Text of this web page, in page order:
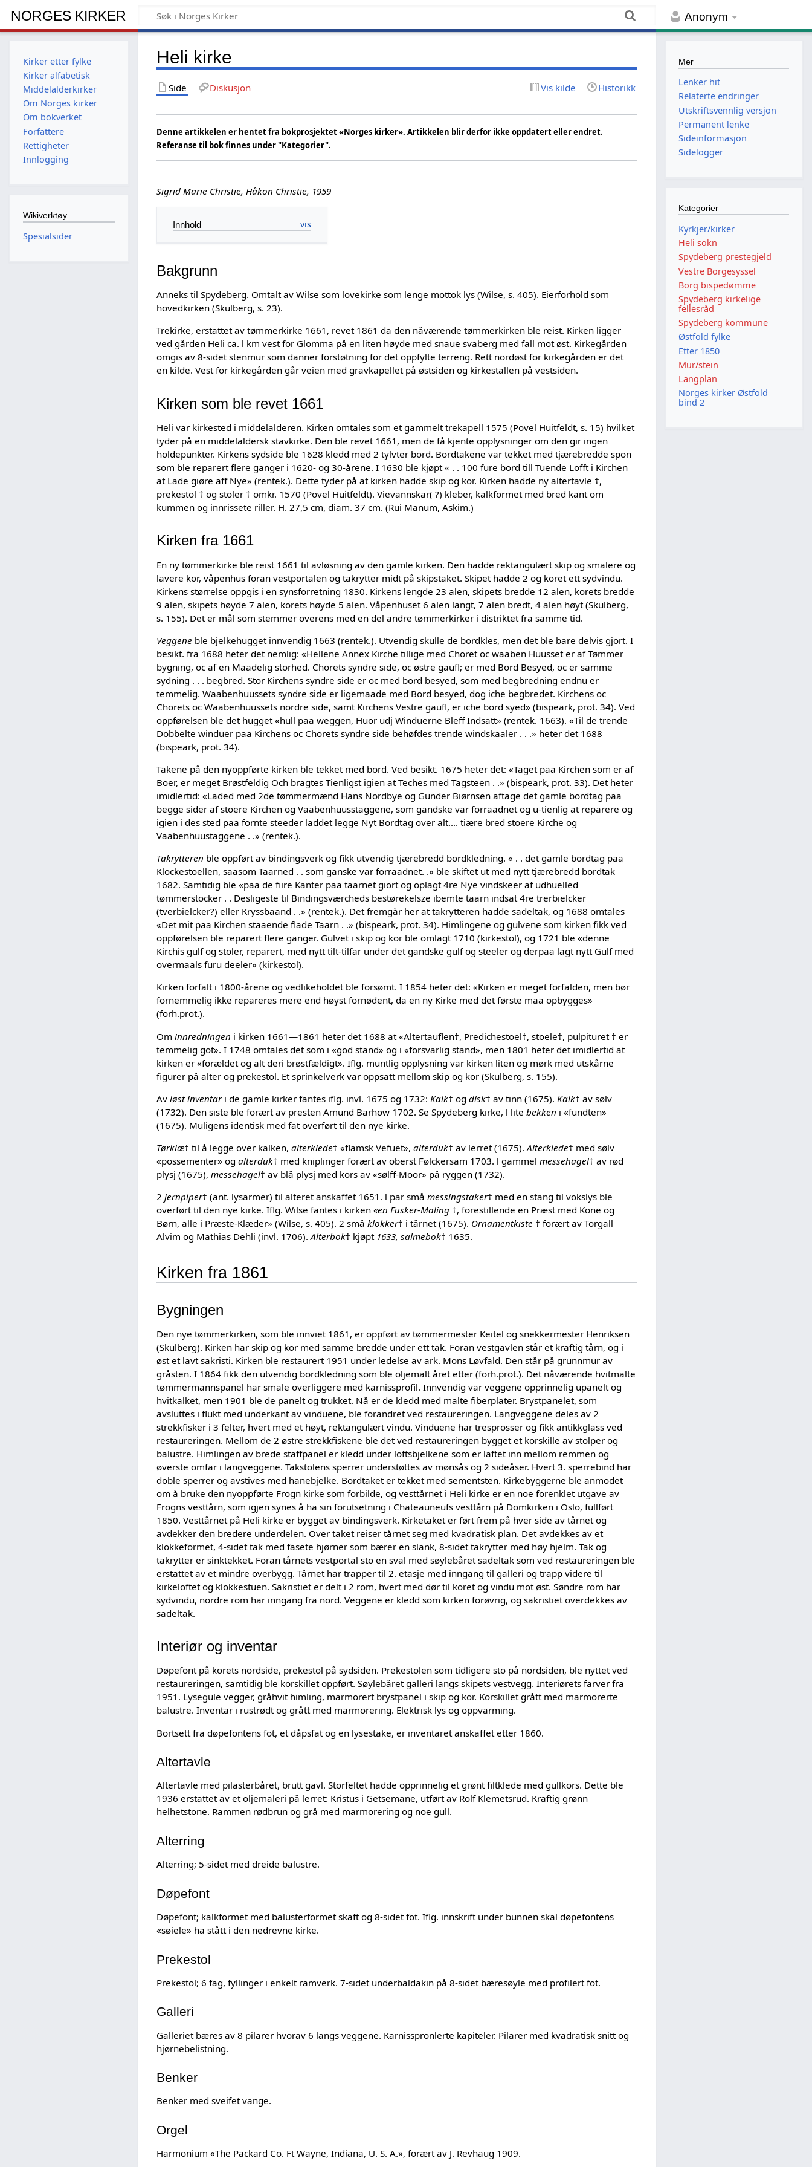
Anonym
NORGES KIRKER
Heli kirke
Side Diskusjon Vis kilde Historikk
Denne artikkelen er hentet fra bokprosjektet «Norges kirker». Artikkelen blir derfor ikke oppdatert eller endret.
Referanse til bok finnes under "Kategorier".
Sigrid Marie Christie, Håkon Christie, 1959
Innhold
Bakgrunn
Anneks til Spydeberg. Omtalt av Wilse som lovekirke som lenge mottok lys (Wilse, s. 405). Eierforhold som
hovedkirken (Skulberg, s. 23).
Trekirke, erstattet av tømmerkirke 1661, revet 1861 da den nåværende tømmerkirken ble reist. Kirken ligger
ved gården Heli ca. l km vest for Glomma på en liten høyde med snaue svaberg med fall mot øst. Kirkegården
omgis av 8-sidet stenmur som danner forstøtning for det oppfylte terreng. Rett nordøst for kirkegården er det
en kilde. Vest for kirkegården går veien med gravkapellet på østsiden og kirkestallen på vestsiden.
Kirken som ble revet 1661
Heli var kirkested i middelalderen. Kirken omtales som et gammelt trekapell 1575 (Povel Huitfeldt, s. 15) hvilket
tyder på en middelaldersk stavkirke. Den ble revet 1661, men de få kjente opplysninger om den gir ingen
holdepunkter. Kirkens sydside ble 1628 kledd med 2 tylvter bord. Bordtakene var tekket med tjærebredde spon
som ble reparert flere ganger i 1620- og 30-årene. I 1630 ble kjøpt « . . 100 fure bord till Tuende Lofft i Kirchen
at Lade giøre aff Nye» (rentek.). Dette tyder på at kirken hadde skip og kor. Kirken hadde ny altertavle †,
prekestol † og stoler † omkr. 1570 (Povel Huitfeldt). Vievannskar( ?) kleber, kalkformet med bred kant om
kummen og innrissete riller. H. 27,5 cm, diam. 37 cm. (Rui Manum, Askim.)
Kirken fra 1661
En ny tømmerkirke ble reist 1661 til avløsning av den gamle kirken. Den hadde rektangulært skip og smalere og
lavere kor, våpenhus foran vestportalen og takrytter midt på skipstaket. Skipet hadde 2 og koret ett sydvindu.
Kirkens størrelse oppgis i en synsforretning 1830. Kirkens lengde 23 alen, skipets bredde 12 alen, korets bredde
9 alen, skipets høyde 7 alen, korets høyde 5 alen. Våpenhuset 6 alen langt, 7 alen bredt, 4 alen høyt (Skulberg,
s. 155). Det er mål som stemmer overens med en del andre tømmerkirker i distriktet fra samme tid.
Veggene ble bjelkehugget innvendig 1663 (rentek.). Utvendig skulle de bordkles, men det ble bare delvis gjort. I
besikt. fra 1688 heter det nemlig: «Hellene Annex Kirche tillige med Choret oc waaben Huusset er af Tømmer
bygning, oc af en Maadelig storhed. Chorets syndre side, oc østre gaufl; er med Bord Besyed, oc er samme
sydning . . . begbred. Stor Kirchens syndre side er oc med bord besyed, som med begbredning endnu er
temmelig. Waabenhuussets syndre side er ligemaade med Bord besyed, dog iche begbredet. Kirchens oc
Chorets oc Waabenhuussets nordre side, samt Kirchens Vestre gaufl, er iche bord syed» (bispeark, prot. 34). Ved
oppførelsen ble det hugget «hull paa weggen, Huor udj Winduerne Bleff Indsatt» (rentek. 1663). «Til de trende
Dobbelte winduer paa Kirchens oc Chorets syndre side behøfdes trende windskaaler . . .» heter det 1688
(bispeark, prot. 34).
Takene på den nyoppførte kirken ble tekket med bord. Ved besikt. 1675 heter det: «Taget paa Kirchen som er af
Boer, er meget Brøstfeldig Och bragtes Tienligst igien at Teches med Tagsteen . .» (bispeark, prot. 33). Det heter
imidlertid: «Laded med 2de tømmermænd Hans Nordbye og Gunder Biørnsen aftage det gamle bordtag paa
begge sider af stoere Kirchen og Vaabenhuusstaggene, som gandske var forraadnet og u-tienlig at reparere og
igien i des sted paa fornte steeder laddet legge Nyt Bordtag over alt.... tiære bred stoere Kirche og
Vaabenhuustaggene . .» (rentek.).
Takrytteren ble oppført av bindingsverk og fikk utvendig tjærebredd bordkledning. « . . det gamle bordtag paa
Klockestoellen, saasom Taarned . . som ganske var forraadnet. .» ble skiftet ut med nytt tjærebredd bordtak
1682. Samtidig ble «paa de fiire Kanter paa taarnet giort og oplagt 4re Nye vindskeer af udhuelled
tømmerstocker . . Desligeste til Bindingsværcheds bestørekelsze ibemte taarn indsat 4re trerbielcker
(tverbielcker?) eller Kryssbaand . .» (rentek.). Det fremgår her at takrytteren hadde sadeltak, og 1688 omtales
«Det mit paa Kirchen staaende flade Taarn . .» (bispeark, prot. 34). Himlingene og gulvene som kirken fikk ved
oppførelsen ble reparert flere ganger. Gulvet i skip og kor ble omlagt 1710 (kirkestol), og 1721 ble «denne
Kirchis gulf og stoler, reparert, med nytt tilt-tilfar under det gandske gulf og steeler og derpaa lagt nytt Gulf med
overmaals furu deeler» (kirkestol).
Kirken forfalt i 1800-årene og vedlikeholdet ble forsømt. I 1854 heter det: «Kirken er meget forfalden, men bør
fornemmelig ikke repareres mere end høyst fornødent, da en ny Kirke med det første maa opbygges»
(forh.prot.).
Ominnredningen i kirken 1661—1861 heter det 1688 at «Altertauflen†, Predichestoel†, stoele†, pulpituret † er
temmelig got». I 1748 omtales det som i «god stand» og i «forsvarlig stand», men 1801 heter det imidlertid at
kirken er «forældet og alt deri brøstfældigt». Iflg. muntlig opplysning var kirken liten og mørk med utskårne
figurer på alter og prekestol. Et sprinkelverk var oppsatt mellom skip og kor (Skulberg, s. 155).
Avløst inventari de gamle kirker fantes iflg. invl. 1675 og 1732: Kalk† ogdisk† av tinn (1675). Kalk† av sølv
(1732). Den siste ble forært av presten Amund Barhow 1702. Se Spydeberg kirke, l litebekken i «fundten»
(1675). Muligens identisk med fat overført til den nye kirke.
Tørklæ† til å legge over kalken,alterklede† «flamsk Vefuet»,alterduk† av lerret (1675).Alterklede† med sølv
«possementer» ogalterduk† med kniplinger forært av oberst Følckersam 1703. l gammelmessehagel† av rød
plysj (1675),messehagel† av blå plysj med kors av «sølff-Moor» på ryggen (1732).
2jernpiper† (ant. lysarmer) til alteret anskaffet 1651. l par småmessingstaker† med en stang til vokslys ble
overført til den nye kirke. Iflg. Wilse fantes i kirken«en Fusker-Maling †, forestillende en Præst med Kone og
Børn, alle i Præste-Klæder» (Wilse, s. 405). 2 småklokker† i tårnet (1675). Ornamentkiste † forært av Torgall
Alvim og Mathias Dehli (invl. 1706).Alterbok† kjøpt 1633, salmebok† 1635.
Kirken fra 1861
Bygningen
Den nye tømmerkirken, som ble innviet 1861, er oppført av tømmermester Keitel og snekkermester Henriksen
(Skulberg). Kirken har skip og kor med samme bredde under ett tak. Foran vestgavlen står et kraftig tårn, og i
øst et lavt sakristi. Kirken ble restaurert 1951 under ledelse av ark. Mons Løvfald. Den står på grunnmur av
gråsten. I 1864 fikk den utvendig bordkledning som ble oljemalt året etter (forh.prot.). Det nåværende hvitmalte
tømmermannspanel har smale overliggere med karnissprofil. Innvendig var veggene opprinnelig upanelt og
hvitkalket, men 1901 ble de panelt og trukket. Nå er de kledd med malte fiberplater. Brystpanelet, som
avsluttes i flukt med underkant av vinduene, ble forandret ved restaureringen. Langveggene deles av 2
strekkfisker i 3 felter, hvert med et høyt, rektangulært vindu. Vinduene har tresprosser og fikk antikkglass ved
restaureringen. Mellom de 2 østre strekkfiskene ble det ved restaureringen bygget et korskille av stolper og
balustre. Himlingen av brede staffpanel er kledd under loftsbjelkene som er laftet inn mellom remmen og
øverste omfar i langveggene. Takstolens sperrer understøttes av mønsås og 2 sideåser. Hvert 3. sperrebind har
doble sperrer og avstives med hanebjelke. Bordtaket er tekket med sementsten. Kirkebyggerne ble anmodet
om å bruke den nyoppførte Frogn kirke som forbilde, og vesttårnet i Heli kirke er en noe forenklet utgave av
Frogns vesttårn, som igjen synes å ha sin forutsetning i Chateauneufs vesttårn på Domkirken i Oslo, fullført
1850. Vesttårnet på Heli kirke er bygget av bindingsverk. Kirketaket er ført frem på hver side av tårnet og
avdekker den bredere underdelen. Over taket reiser tårnet seg med kvadratisk plan. Det avdekkes av et
klokkeformet, 4-sidet tak med fasete hjørner som bærer en slank, 8-sidet takrytter med høy hjelm. Tak og
takrytter er sinktekket. Foran tårnets vestportal sto en sval med søylebåret sadeltak som ved restaureringen ble
erstattet av et mindre overbygg. Tårnet har trapper til 2. etasje med inngang til galleri og trapp videre til
kirkeloftet og klokkestuen. Sakristiet er delt i 2 rom, hvert med dør til koret og vindu mot øst. Søndre rom har
sydvindu, nordre rom har inngang fra nord. Veggene er kledd som kirken forøvrig, og sakristiet overdekkes av
sadeltak.
Interiør og inventar
Døpefont på korets nordside, prekestol på sydsiden. Prekestolen som tidligere sto på nordsiden, ble nyttet ved
restaureringen, samtidig ble korskillet oppført. Søylebåret galleri langs skipets vestvegg. Interiørets farver fra
1951. Lysegule vegger, gråhvit himling, marmorert brystpanel i skip og kor. Korskillet grått med marmorerte
balustre. Inventar i rustrødt og grått med marmorering. Elektrisk lys og oppvarming.
Bortsett fra døpefontens fot, et dåpsfat og en lysestake, er inventaret anskaffet etter 1860.
Altertavle
Altertavle med pilasterbåret, brutt gavl. Storfeltet hadde opprinnelig et grønt filtklede med gullkors. Dette ble
1936 erstattet av et oljemaleri på lerret: Kristus i Getsemane, utført av Rolf Klemetsrud. Kraftig grønn
helhetstone. Rammen rødbrun og grå med marmorering og noe gull.
Alterring
Alterring; 5-sidet med dreide balustre.
Døpefont
Døpefont; kalkformet med balusterformet skaft og 8-sidet fot. Iflg. innskrift under bunnen skal døpefontens
«søiele» ha stått i den nedrevne kirke.
Prekestol
Prekestol; 6 fag, fyllinger i enkelt ramverk. 7-sidet underbaldakin på 8-sidet bæresøyle med profilert fot.
Galleri
Galleriet bæres av 8 pilarer hvorav 6 langs veggene. Karnisspronlerte kapiteler. Pilarer med kvadratisk snitt og
hjørnebelistning.
Benker
Benker med sveifet vange.
Orgel
Harmonium «The Packard Co. Ft Wayne, Indiana, U. S. A.», forært av J. Revhaug 1909.
Kirker etter fylke
Kirker alfabetisk
Middelalderkirker
Om Norges kirker
Om bokverket
Forfattere
Rettigheter
Innlogging
Wikiverktøy
Spesialsider
Mer
Lenker hit
Relaterte endringer
Utskriftsvennlig versjon
Permanent lenke
Sideinformasjon
Sidelogger
Kategorier
Kyrkjer/kirker
Heli sokn
Spydeberg prestegjeld
Vestre Borgesyssel
Borg bispedømme
Spydeberg kirkelige
fellesråd
Spydeberg kommune
Østfold fylke
Etter 1850
Mur/stein
Langplan
Norges kirker Østfold
bind 2